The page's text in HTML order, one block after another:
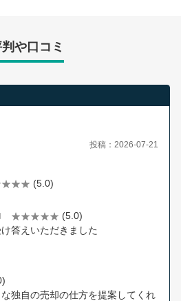
や口コミ
投稿：2026-07-21
(5.0)
(5.0)
答えいただきました
独自の売却の仕方を提案してくれ